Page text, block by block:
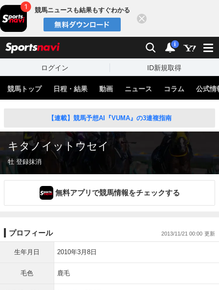
競馬ニュースも結果もすぐわかる
検索 通知
i
ログイン ID新規取得
競馬トップ 日程・結果 動画 ニュース コラム 公式情
【連載】競馬予想AI『VUMA』の3連複指南
キタノイットウセイ
牡 登録抹消
無料アプリで競馬情報をチェックする
プロフィール 2013/11/21 00:00
生年月日 2010年3月8日
毛色 鹿毛